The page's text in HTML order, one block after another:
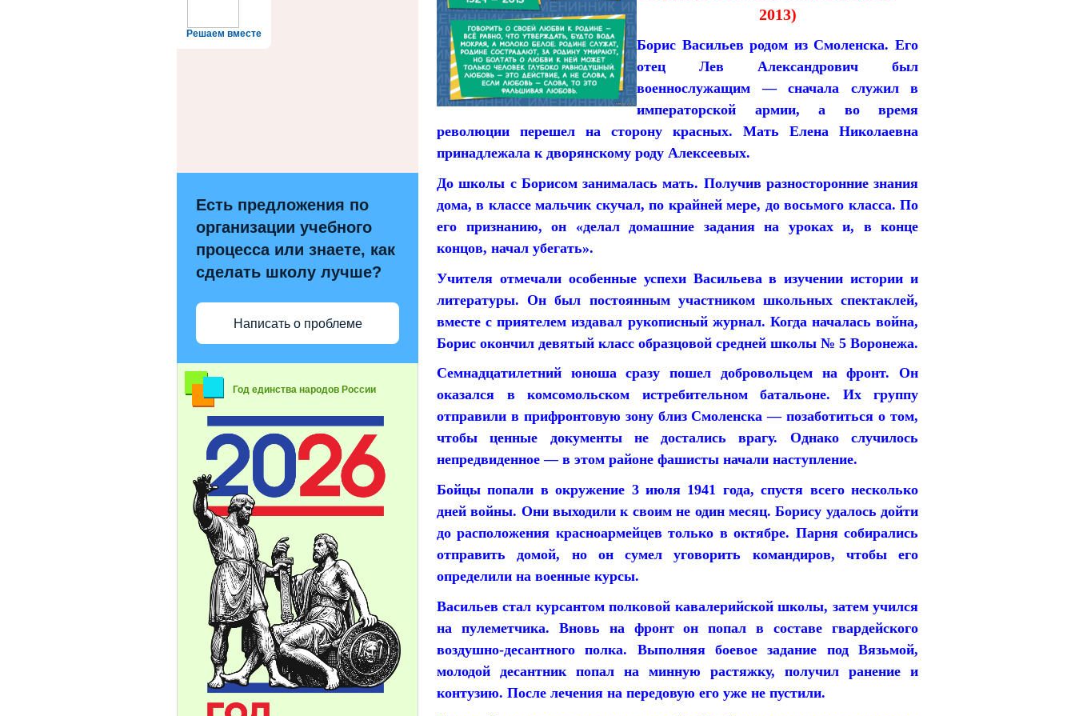
Решаем вместе
Есть предложения по
организации учебного
процесса или знаете, как
сделать школу лучше?
Написать о проблеме
Год единства народов России
2013)
Борис Васильев родом из Смоленска. Его
отец Лев Александрович был
военнослужащим — сначала служил в
императорской армии, а во время
революции перешел на сторону красных. Мать Елена Николаевна
принадлежала к дворянскому роду Алексеевых.
До школы с Борисом занималась мать. Получив разносторонние знания
дома, в классе мальчик скучал, по крайней мере, до восьмого класса. По
его признанию, он «делал домашние задания на уроках и, в конце
концов, начал убегать».
Учителя отмечали особенные успехи Васильева в изучении истории и
литературы. Он был постоянным участником школьных спектаклей,
вместе с приятелем издавал рукописный журнал. Когда началась война,
Борис окончил девятый класс образцовой средней школы № 5 Воронежа.
Семнадцатилетний юноша сразу пошел добровольцем на фронт. Он
оказался в комсомольском истребительном батальоне. Их группу
отправили в прифронтовую зону близ Смоленска — позаботиться о том,
чтобы ценные документы не достались врагу. Однако случилось
непредвиденное — в этом районе фашисты начали наступление.
Бойцы попали в окружение 3 июля 1941 года, спустя всего несколько
дней войны. Они выходили к своим не один месяц. Борису удалось дойти
до расположения красноармейцев только в октябре. Парня собирались
отправить домой, но он сумел уговорить командиров, чтобы его
определили на военные курсы.
Васильев стал курсантом полковой кавалерийской школы, затем учился
на пулеметчика. Вновь на фронт он попал в составе гвардейского
воздушно-десантного полка. Выполняя боевое задание под Вязьмой,
молодой десантник попал на минную растяжку, получил ранение и
контузию. После лечения на передовую его уже не пустили.